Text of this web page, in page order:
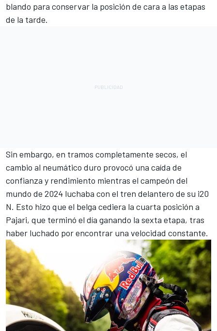
blando para conservar la posición de cara a las etapas
de la tarde.
Sin embargo, en tramos completamente secos, el
cambio al neumático duro provocó una caída de
confianza y rendimiento mientras el campeón del
mundo de 2024 luchaba con el tren delantero de su i20
N. Esto hizo que el belga cediera la cuarta posición a
Pajari, que terminó el día ganando la sexta etapa, tras
haber luchado por encontrar una velocidad constante.